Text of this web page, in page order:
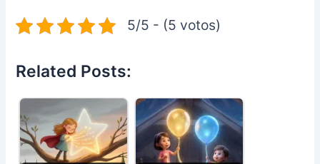
5/5 - (5 votos)
Related Posts: